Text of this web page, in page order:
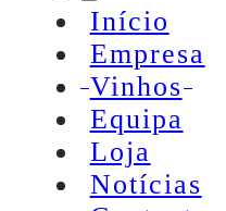
Início
Empresa
Vinhos
Equipa
Loja
Notícias